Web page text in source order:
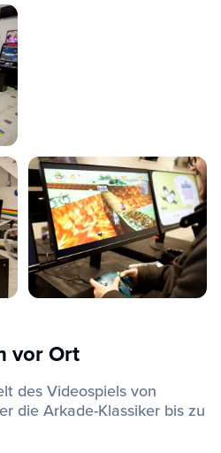
vor Ort
des Videospiels von
die Arkade-Klassiker bis zu